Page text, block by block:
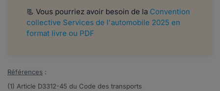
📃 Vous pourriez avoir besoin de la Convention
collective Services de l'automobile 2025 en
format livre ou PDF
Références :
(1) Article D3312-45 du Code des transports